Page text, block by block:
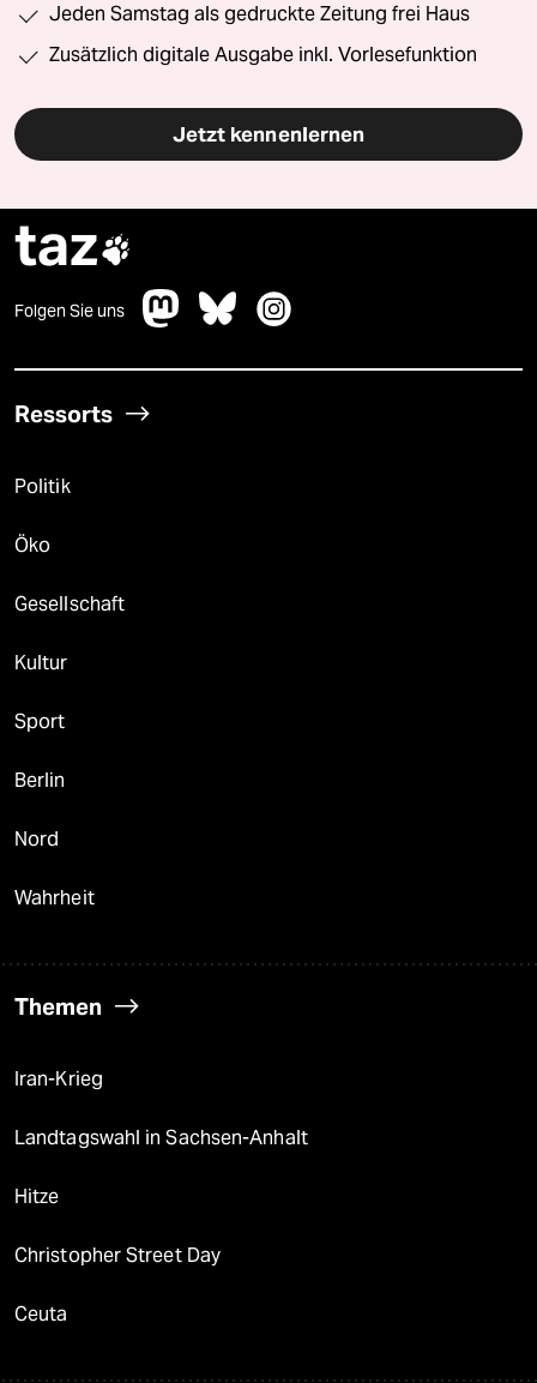
Jeden Samstag als gedruckte Zeitung frei Haus
Zusätzlich digitale Ausgabe inkl. Vorlesefunktion
Jetzt kennenlernen
taz
Folgen Sie uns
Ressorts
Politik
Öko
Gesellschaft
Kultur
Sport
Berlin
Nord
Wahrheit
Themen
Iran-Krieg
Landtagswahl in Sachsen-Anhalt
Hitze
Christopher Street Day
Ceuta